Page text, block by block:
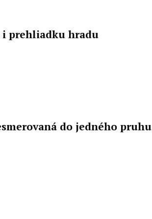
i prehliadku hradu
do jedného pruhu